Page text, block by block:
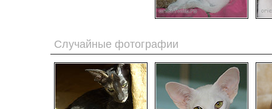
Случайные фотографии